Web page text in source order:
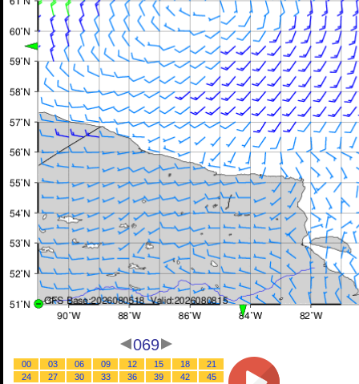
069
00 03 06 09 12 15 18
21
24
27 30 33 36 39 42
45